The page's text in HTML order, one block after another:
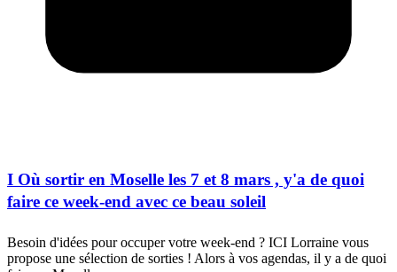
I Où sortir en Moselle les 7 et 8 mars , y'a de quoi
faire ce week-end avec ce beau soleil
Besoin d'idées pour occuper votre week-end ? ICI Lorraine vous
propose une sélection de sorties ! Alors à vos agendas, il y a de quoi